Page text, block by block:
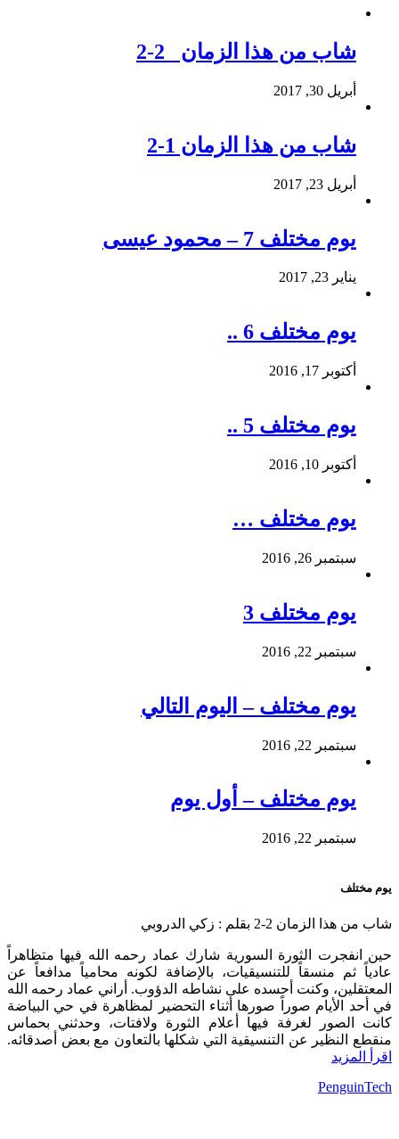
شاب من هذا الزمان 2-2
أبريل 30, 2017
شاب من هذا الزمان 1-2
أبريل 23, 2017
يوم مختلف 7 – محمود عيسى
يناير 23, 2017
يوم مختلف 6 ..
أكتوبر 17, 2016
يوم مختلف 5 ..
أكتوبر 10, 2016
يوم مختلف …
سبتمبر 26, 2016
يوم مختلف 3
سبتمبر 22, 2016
يوم مختلف – اليوم التالي
سبتمبر 22, 2016
يوم مختلف – أول يوم
سبتمبر 22, 2016
يوم مختلف
شاب من هذا الزمان 2-2 بقلم : زكي الدروبي
حين انفجرت الثورة السورية شارك عماد رحمه الله فيها متظاهراً
عادياً ثم منسقاً للتنسيقيات، بالإضافة لكونه محامياً مدافعاً عن
المعتقلين، وكنت أحسده على نشاطه الدؤوب. أراني عماد رحمه الله
في أحد الأيام صوراً صورها أثناء التحضير لمظاهرة في حي البياضة
كانت الصور لغرفة فيها أعلام الثورة ولافتات، وحدثني بحماس
منقطع النظير عن التنسيقية التي شكلها بالتعاون مع بعض أصدقائه.
اقرأ المزيد
PenguinTech